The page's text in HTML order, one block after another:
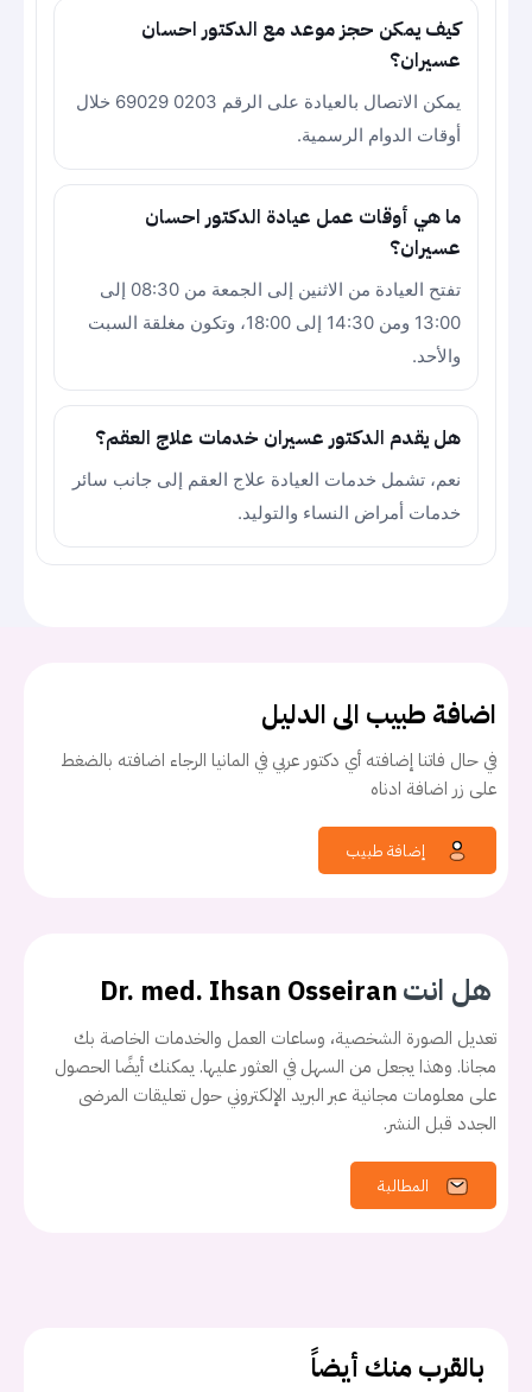
كيف يمكن حجز موعد مع الدكتور احسان
عسيران؟
يمكن الاتصال بالعيادة على الرقم 0203 69029 خلال
أوقات الدوام الرسمية.
ما هي أوقات عمل عيادة الدكتور احسان
عسيران؟
تفتح العيادة من الاثنين إلى الجمعة من 08:30 إلى
13:00 ومن 14:30 إلى 18:00، وتكون مغلقة السبت
والأحد.
هل يقدم الدكتور عسيران خدمات علاج العقم؟
نعم، تشمل خدمات العيادة علاج العقم إلى جانب سائر
خدمات أمراض النساء والتوليد.
اضافة طبيب الى الدليل
في حال فاتنا إضافته أي دكتور عربي في المانيا الرجاء اضافته بالضغط
على زر اضافة ادناه
هل انتDr. med. Ihsan Osseiran
تعديل الصورة الشخصية، وساعات العمل والخدمات الخاصة بك
مجانا. وهذا يجعل من السهل في العثور عليها. يمكنك أيضًا الحصول
على معلومات مجانية عبر البريد الإلكتروني حول تعليقات المرضى
الجدد قبل النشر.
المطالبة
بالقرب منك أيضاً